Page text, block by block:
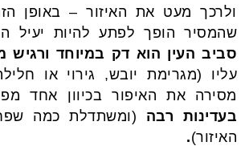
ולרכך מעט את האיזור – באופן
שהמסיר הופך לפתע להיות יעיל
סביב העין הוא דק במיוחד ורגיש
עליו (מגרימת יובש, גירוי או
מסירה את האיפור בכיוון אחד
בעדינות רבה (ומשתדלת כמה
האיזור).